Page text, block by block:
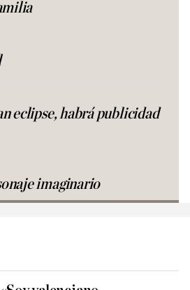
eclipse, habrá publicidad
imaginario